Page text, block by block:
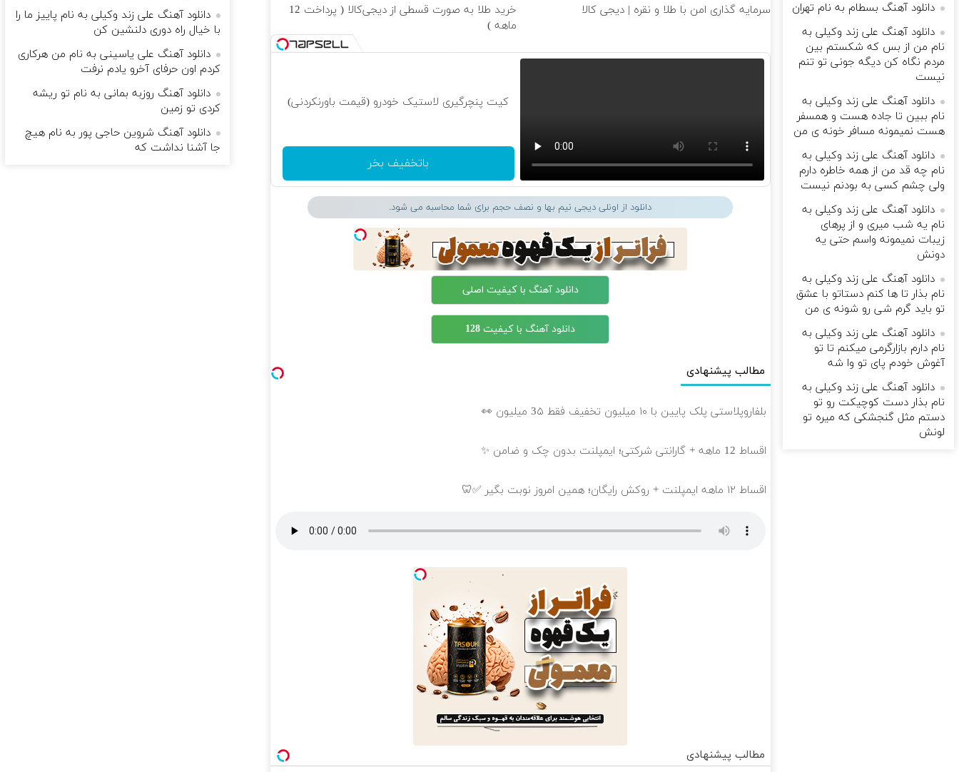
سرمایه گذاری امن با طلا و نقره | دیجی کالا
خرید طلا به صورت قسطی از دیجی‌کالا ( پرداخت 12
ماهه )
کیت پنچرگیری لاستیک خودرو (قیمت باورنکردنی)
باتخفیف بخر
دانلود از اونلی دیجی نیم بها و نصف حجم برای شما محاسبه می شود.
دانلود آهنگ با کیفیت اصلی
دانلود آهنگ با کیفیت 128
مطالب پیشنهادی
بلفاروپلاستی پلک پایین با ۱۰ میلیون تخفیف فقط 3۵ میلیون 👀
اقساط 12 ماهه + گارانتی شرکتی؛ ایمپلنت بدون چک و ضامن ✨
اقساط ۱۲ ماهه ایمپلنت + روکش رایگان؛ همین امروز نوبت بگیر ✅🦷
مطالب پیشنهادی
دانلود آهنگ بسطام به نام تهران
دانلود آهنگ علی زند وکیلی به
نام من از بس كه شكستم بین
مردم نگاه كن دیگه جونى تو تنم
نیست
دانلود آهنگ علی زند وکیلی به
نام ببین تا جاده هست و همسفر
هست نمیمونه مسافر خونه ی من
دانلود آهنگ علی زند وکیلی به
نام چه قد من از همه خاطره دارم
ولی چشم كسی به بودنم نیست
دانلود آهنگ علی زند وکیلی به
نام یه شب میرى و از پرهای
زيبات نمیمونه واسم حتی یه
دونش
دانلود آهنگ علی زند وکیلی به
نام بذار تا ها كنم دستاتو با عشق
تو باید گرم شی رو شونه ى من
دانلود آهنگ علی زند وکیلی به
نام دارم بازارگرمی میكنم تا تو
آغوش خودم پای تو وا شه
دانلود آهنگ علی زند وکیلی به
نام بذار دست كوچیكت رو تو
دستم مثل گنجشكی كه میره تو
لونش
دانلود آهنگ علی زند وکیلی به نام پاییز ما را
با خیال راه دوری دلنشین کن
دانلود آهنگ علی یاسینی به نام من هرکاری
کردم اون حرفای آخرو یادم نرفت
دانلود آهنگ روزبه بمانی به نام تو ریشه
کردی تو زمین
دانلود آهنگ شروین حاجی پور به نام هیچ
جا آشنا نداشت که